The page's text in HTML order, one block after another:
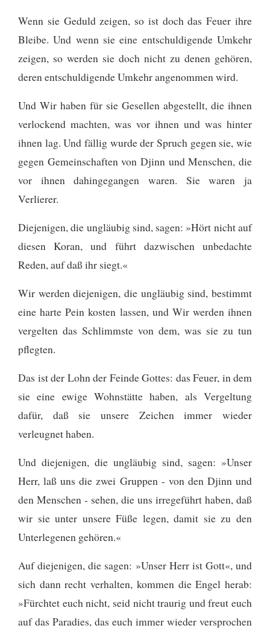
Wenn sie Geduld zeigen, so ist doch das Feuer ihre
Bleibe. Und wenn sie eine entschuldigende Umkehr
zeigen, so werden sie doch nicht zu denen gehören,
deren entschuldigende Umkehr angenommen wird.
Und Wir haben für sie Gesellen abgestellt, die ihnen
verlockend machten, was vor ihnen und was hinter
ihnen lag. Und fällig wurde der Spruch gegen sie, wie
gegen Gemeinschaften von Djinn und Menschen, die
vor ihnen dahingegangen waren. Sie waren ja
Verlierer.
Diejenigen, die ungläubig sind, sagen: »Hört nicht auf
diesen Koran, und führt dazwischen unbedachte
Reden, auf daß ihr siegt.«
Wir werden diejenigen, die ungläubig sind, bestimmt
eine harte Pein kosten lassen, und Wir werden ihnen
vergelten das Schlimmste von dem, was sie zu tun
pflegten.
Das ist der Lohn der Feinde Gottes: das Feuer, in dem
sie eine ewige Wohnstätte haben, als Vergeltung
dafür, daß sie unsere Zeichen immer wieder
verleugnet haben.
Und diejenigen, die ungläubig sind, sagen: »Unser
Herr, laß uns die zwei Gruppen - von den Djinn und
den Menschen - sehen, die uns irregeführt haben, daß
wir sie unter unsere Füße legen, damit sie zu den
Unterlegenen gehören.«
Auf diejenigen, die sagen: »Unser Herr ist Gott«, und
sich dann recht verhalten, kommen die Engel herab:
»Fürchtet euch nicht, seid nicht traurig und freut euch
auf das Paradies, das euch immer wieder versprochen